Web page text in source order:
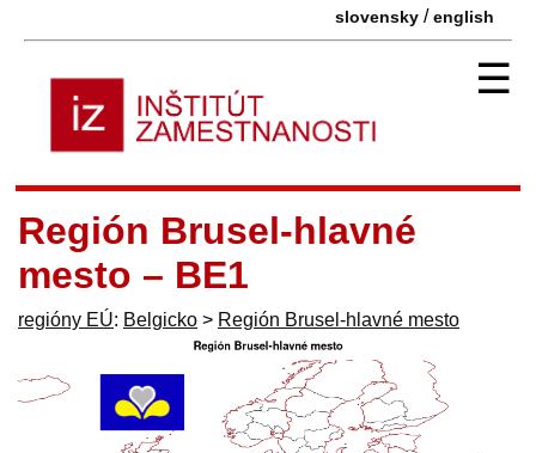
slovensky /english
☰
Región Brusel-hlavné
mesto – BE1
regióny EÚ: Belgicko > Región Brusel-hlavné mesto